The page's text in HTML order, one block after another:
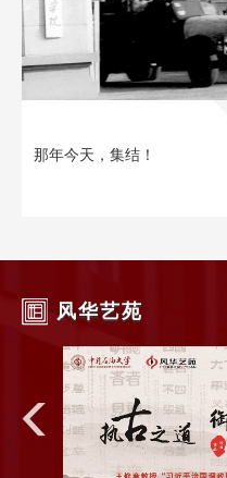
那年今天，集结！
风华艺苑